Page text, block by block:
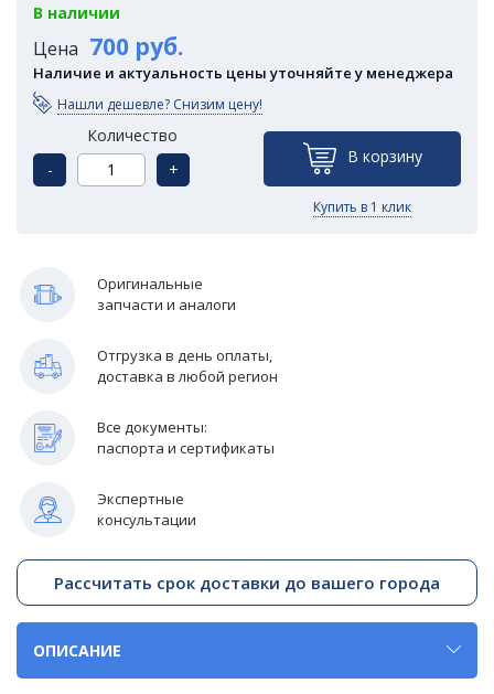
В наличии
Цена 700 руб.
Наличие и актуальность цены уточняйте у менеджера
Нашли дешевле? Снизим цену!
Количество
-
+
В корзину
Купить в 1 клик
Оригинальные
запчасти и аналоги
Отгрузка в день оплаты,
доставка в любой регион
Все документы:
паспорта и сертификаты
Экспертные
консультации
Рассчитать срок доставки до вашего города
ОПИСАНИЕ